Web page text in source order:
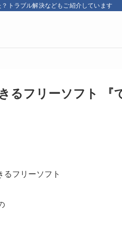
トラブル解決などもご紹介しています
るフリーソフト 『
フリーソフト